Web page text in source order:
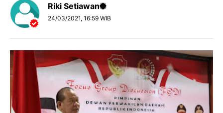
Riki Setiawan
24/03/2021, 16:59 WIB